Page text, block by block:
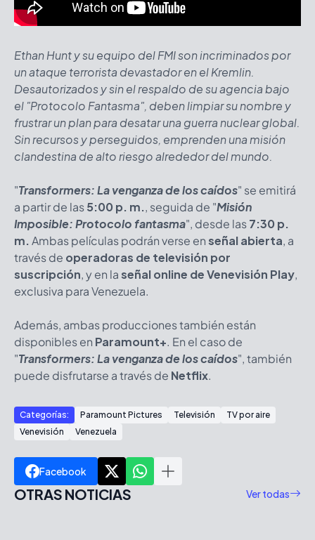
Ethan Hunt y su equipo del FMI son incriminados por
un ataque terrorista devastador en el Kremlin.
Desautorizados y sin el respaldo de su agencia bajo
el "Protocolo Fantasma", deben limpiar su nombre y
frustrar un plan para desatar una guerra nuclear global.
Sin recursos y perseguidos, emprenden una misión
clandestina de alto riesgo alrededor del mundo.
"Transformers: La venganza de los caídos" se emitirá
a partir de las5:00 p. m., seguida de "Misión
Imposible: Protocolo fantasma", desde las7:30 p.
m.Ambas películas podrán verse enseñal abierta, a
través de operadoras de televisión por
suscripción, y en laseñal online de Venevisión Play,
exclusiva para Venezuela.
Además, ambas producciones también están
disponibles en Paramount+. En el caso de
"Transformers: La venganza de los caídos", también
puede disfrutarse a través de Netflix.
Categorías: Paramount Pictures Televisión
TV por aire
Venevisión
Venezuela
Facebook
OTRAS NOTICIAS Ver todas